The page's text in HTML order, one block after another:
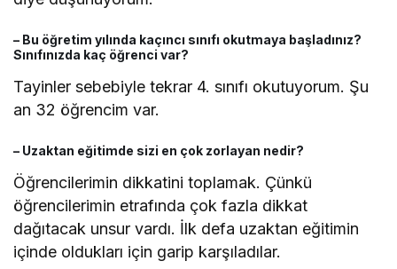
– Bu öğretim yılında kaçıncı sınıfı okutmaya başladınız?
Sınıfınızda kaç öğrenci var?
Tayinler sebebiyle tekrar 4. sınıfı okutuyorum. Şu
an 32 öğrencim var.
– Uzaktan eğitimde sizi en çok zorlayan nedir?
Öğrencilerimin dikkatini toplamak. Çünkü
öğrencilerimin etrafında çok fazla dikkat
dağıtacak unsur vardı. İlk defa uzaktan eğitimin
içinde oldukları için garip karşıladılar.